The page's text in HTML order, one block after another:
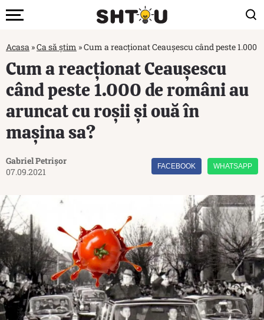
Acasa »Ca să știm »Cum a reacționat Ceaușescu când peste
Cum a reacționat Ceaușescu
când peste 1.000 de români au
aruncat cu roșii și ouă în
mașina sa?
Gabriel Petrișor
07.09.2021
FACEBOOK WHATSAPP